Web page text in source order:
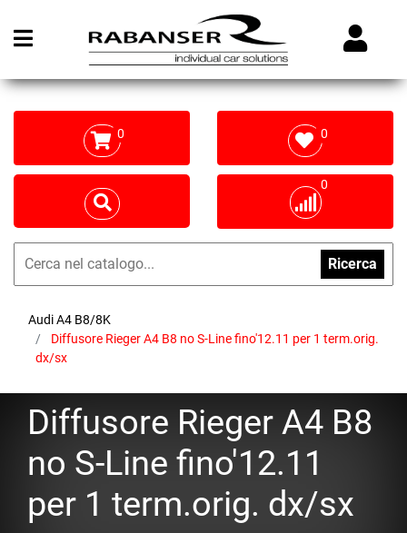
Open menu
0 0
0
Ricerca
Audi A4 B8/8K
Diffusore Rieger A4 B8 no S-Line fino'12.11 per 1 term.orig.
dx/sx
Diffusore Rieger A4 B8
no S-Line fino'12.11
per 1 term.orig. dx/sx